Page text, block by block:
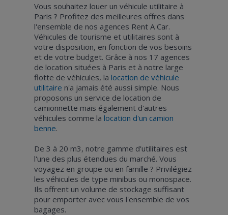
Vous souhaitez louer un véhicule utilitaire à
Paris ? Profitez des meilleures offres dans
l'ensemble de nos agences Rent A Car.
Véhicules de tourisme et utilitaires sont à
votre disposition, en fonction de vos besoins
et de votre budget. Grâce à nos 17 agences
de location situées à Paris et à notre large
flotte de véhicules, la location de véhicule
utilitaire n'a jamais été aussi simple. Nous
proposons un service de location de
camionnette mais également d'autres
véhicules comme la location d'un camion
benne.
De 3 à 20 m3, notre gamme d'utilitaires est
l'une des plus étendues du marché. Vous
voyagez en groupe ou en famille ? Privilégiez
les véhicules de type minibus ou monospace.
Ils offrent un volume de stockage suffisant
pour emporter avec vous l'ensemble de vos
bagages.